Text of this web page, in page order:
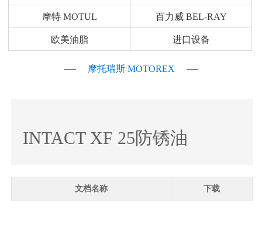
摩特 MOTUL 百力威 BEL-RAY
欧美油脂 进口设备
摩托瑞斯 MOTOREX
INTACT XF 25防锈油
文档名称 下载